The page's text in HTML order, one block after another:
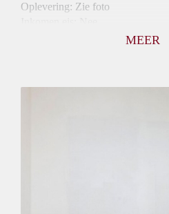
Oplevering: Zie foto
MEER